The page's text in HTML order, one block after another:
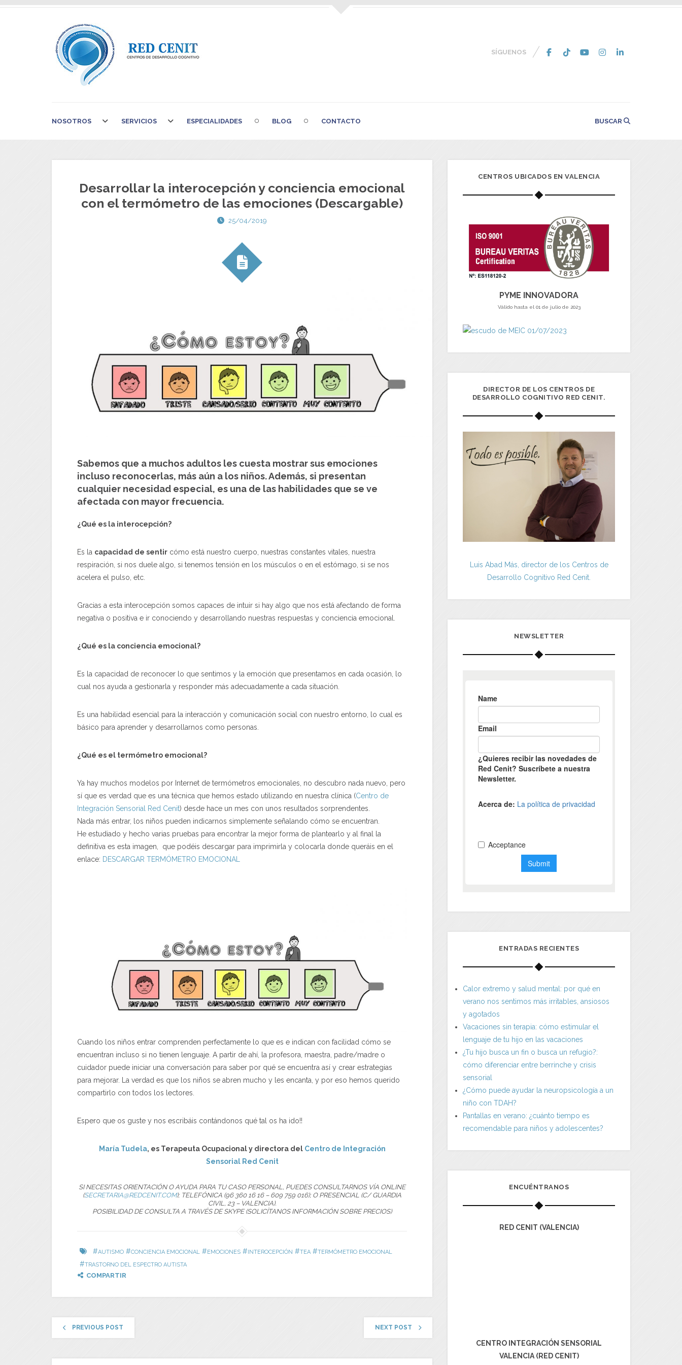
SÍGUENOS
NOSOTROS SERVICIOS ESPECIALIDADES BLOG CONTACTO BUSCAR
Desarrollar la interocepción y conciencia emocional
con el termómetro de las emociones (Descargable)
25/04/2019
Sabemos que a muchos adultos les cuesta mostrar sus emociones
incluso reconocerlas, más aún a los niños. Además, si presentan
cualquier necesidad especial, es una de las habilidades que se ve
afectada con mayor frecuencia.
¿Qué es la interocepción?
Es la capacidad de sentir cómo está nuestro cuerpo, nuestras constantes vitales, nuestra
respiración, si nos duele algo, si tenemos tensión en los músculos o en el estómago, si se nos
acelera el pulso, etc.
Gracias a esta interocepción somos capaces de intuir si hay algo que nos está afectando de forma
negativa o positiva e ir conociendo y desarrollando nuestras respuestas y conciencia emocional.
¿Qué es la conciencia emocional?
Es la capacidad de reconocer lo que sentimos y la emoción que presentamos en cada ocasión, lo
cual nos ayuda a gestionarla y responder más adecuadamente a cada situación.
Es una habilidad esencial para la interacción y comunicación social con nuestro entorno, lo cual es
básico para aprender y desarrollarnos como personas.
¿Qué es el termómetro emocional?
Ya hay muchos modelos por Internet de termómetros emocionales, no descubro nada nuevo, pero
sí que es verdad que es una técnica que hemos estado utilizando en nuestra clínica (Centro de
Integración Sensorial Red Cenit) desde hace un mes con unos resultados sorprendentes.
Nada más entrar, los niños pueden indicarnos simplemente señalando cómo se encuentran.
He estudiado y hecho varias pruebas para encontrar la mejor forma de plantearlo y al final la
definitiva es esta imagen, que podéis descargar para imprimirla y colocarla donde queráis en el
enlace: DESCARGAR TERMÓMETRO EMOCIONAL
Cuando los niños entrar comprenden perfectamente lo que es e indican con facilidad cómo se
encuentran incluso si no tienen lenguaje. A partir de ahí, la profesora, maestra, padre/madre o
cuidador puede iniciar una conversación para saber por qué se encuentra así y crear estrategias
para mejorar. La verdad es que los niños se abren mucho y les encanta, y por eso hemos querido
compartirlo con todos los lectores.
Espero que os guste y nos escribáis contándonos qué tal os ha ido!!
María Tudela, es Terapeuta Ocupacional y directora del Centro de Integración
Sensorial Red Cenit
SI NECESITAS ORIENTACIÓN O AYUDA PARA TU CASO PERSONAL, PUEDES CONSULTARNOS VÍA ONLINE
(SECRETARIA@REDCENIT.COM); TELEFÓNICA (96 360 16 16 – 609 759 016); O PRESENCIAL (C/ GUARDIA
CIVIL, 23 – VALENCIA).
POSIBILIDAD DE CONSULTA A TRAVÉS DE SKYPE (SOLICÍTANOS INFORMACIÓN SOBRE PRECIOS)
#AUTISMO #CONCIENCIA EMOCIONAL #EMOCIONES #INTEROCEPCIÓN #TEA #TERMÓMETRO EMOCIONAL
#TRASTORNO DEL ESPECTRO AUTISTA
COMPARTIR
PREVIOUS POST NEXT POST
CENTROS UBICADOS EN VALENCIA
PYME INNOVADORA
Válido hasta el 01 de julio de 2023
DIRECTOR DE LOS CENTROS DE
DESARROLLO COGNITIVO RED CENIT.
Luis Abad Más, director de los Centros de
Desarrollo Cognitivo Red Cenit.
NEWSLETTER
ENTRADAS RECIENTES
Calor extremo y salud mental: por qué en
verano nos sentimos más irritables, ansiosos
y agotados
Vacaciones sin terapia: cómo estimular el
lenguaje de tu hijo en las vacaciones
¿Tu hijo busca un fin o busca un refugio?:
cómo diferenciar entre berrinche y crisis
sensorial
¿Cómo puede ayudar la neuropsicología a un
niño con TDAH?
Pantallas en verano: ¿cuánto tiempo es
recomendable para niños y adolescentes?
ENCUÉNTRANOS
RED CENIT (VALENCIA)
CENTRO INTEGRACIÓN SENSORIAL
VALENCIA (RED CENIT)